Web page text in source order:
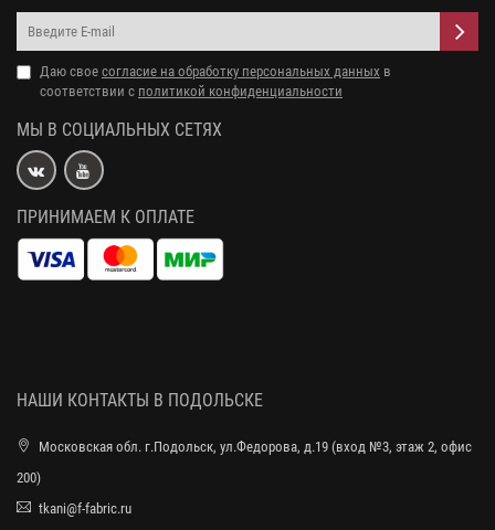
Даю свое согласие на обработку персональных данных в
соответствии с политикой конфиденциальности
МЫ В СОЦИАЛЬНЫХ СЕТЯХ
ПРИНИМАЕМ К ОПЛАТЕ
НАШИ КОНТАКТЫ В ПОДОЛЬСКЕ
Московская обл. г.Подольск, ул.Федорова, д.19 (вход №3, этаж 2, офис
200)
tkani@f-fabric.ru